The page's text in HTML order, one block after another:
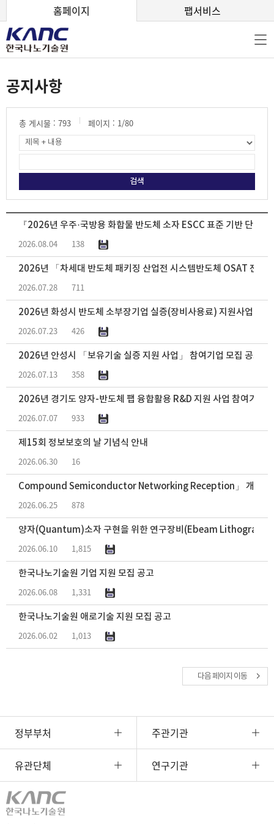
홈페이지 팹서비스
공지사항
총 게시물 : 793 페이지 : 1/80
『2026년 우주·국방용 화합물 반도체 소자 ESCC 표준 기반 단기
2026.08.04 138
2026년 「차세대 반도체 패키징 산업전 시스템반도체 OSAT 전문
2026.07.28 711
2026년 화성시 반도체 소부장기업 실증(장비사용료) 지원사업 참
2026.07.23 426
2026년 안성시 「보유기술 실증 지원 사업」 참여기업 모집 공고
2026.07.13 358
2026년 경기도 양자-반도체 팹 융합활용 R&D 지원 사업 참여기관(
2026.07.07 933
제15회 정보보호의 날 기념식 안내
2026.06.30 16
Compound Semiconductor Networking Reception」 개최
2026.06.25 878
양자(Quantum)소자 구현을 위한 연구장비(Ebeam
2026.06.10 1,815
한국나노기술원 기업 지원 모집 공고
2026.06.08 1,331
한국나노기술원 애로기술 지원 모집 공고
2026.06.02 1,013
다음 페이지 이동
정부부처 주관기관
유관단체 연구기관